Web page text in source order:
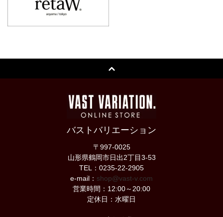
バストバリエーション
〒997-0025
山形県鶴岡市日出2丁目3-53
TEL：0235-22-2905
e-mail： shop@vast-v.com
営業時間：12:00～20:00
定休日：水曜日